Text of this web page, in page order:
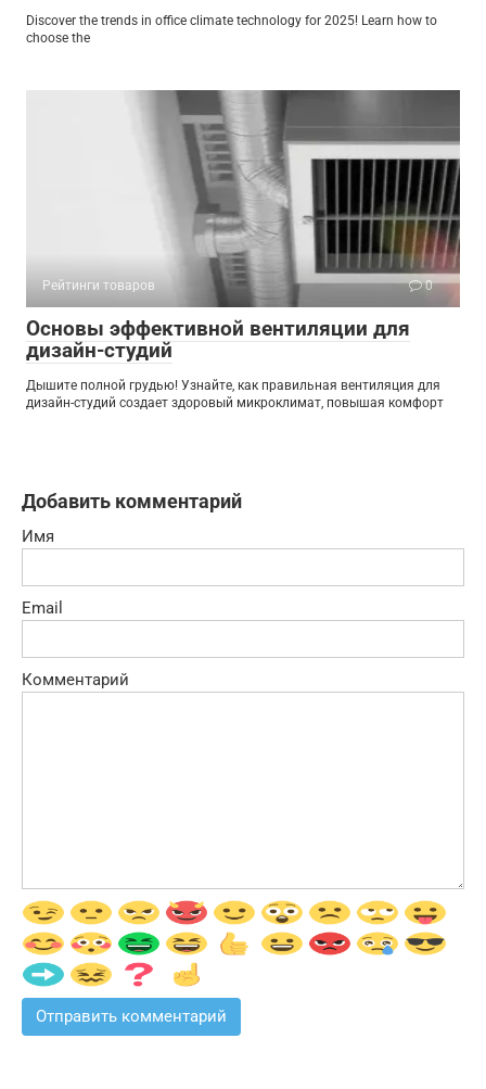
Discover the trends in office climate technology for 2025! Learn how to
choose the
Рейтинги товаров 0
Основы эффективной вентиляции для
дизайн-студий
Дышите полной грудью! Узнайте, как правильная вентиляция для
дизайн-студий создает здоровый микроклимат, повышая комфорт
Добавить комментарий
Имя
Email
Комментарий